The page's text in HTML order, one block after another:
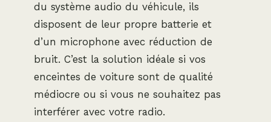
du système audio du véhicule, ils
disposent de leur propre batterie et
d’un microphone avec réduction de
bruit. C’est la solution idéale si vos
enceintes de voiture sont de qualité
médiocre ou si vous ne souhaitez pas
interférer avec votre radio.